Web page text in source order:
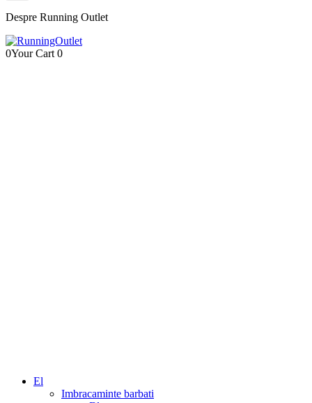
Despre Running Outlet
0Your Cart 0
El
Imbracaminte barbati